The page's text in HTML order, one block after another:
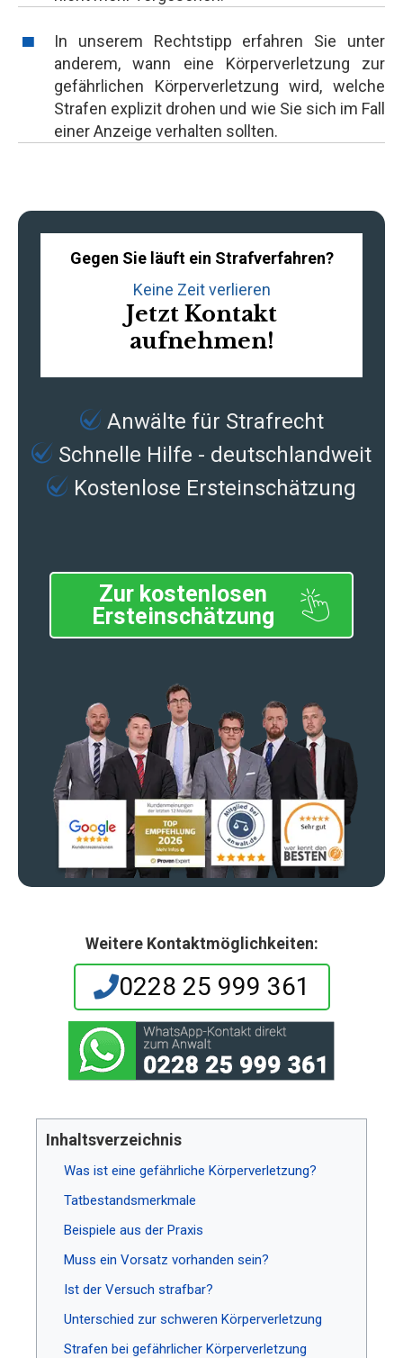
In unserem Rechtstipp erfahren Sie unter
anderem, wann eine Körperverletzung zur
gefährlichen Körperverletzung wird, welche
Strafen explizit drohen und wie Sie sich im Fall
einer Anzeige verhalten sollten.
Gegen Sie läuft ein Strafverfahren?
Keine Zeit verlieren
Jetzt Kontakt
aufnehmen!
Anwälte für Strafrecht
Schnelle Hilfe - deutschlandweit
Kostenlose Ersteinschätzung
Zur kostenlosen
Ersteinschätzung
Weitere Kontaktmöglichkeiten:
0228 25 999 361
Inhaltsverzeichnis
Was ist eine gefährliche Körperverletzung?
Tatbestandsmerkmale
Beispiele aus der Praxis
Muss ein Vorsatz vorhanden sein?
Ist der Versuch strafbar?
Unterschied zur schweren Körperverletzung
Strafen bei gefährlicher Körperverletzung